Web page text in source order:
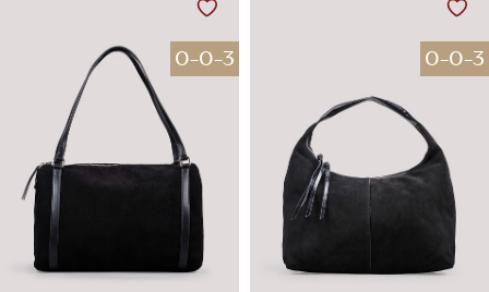
0-0-3 0-0-3